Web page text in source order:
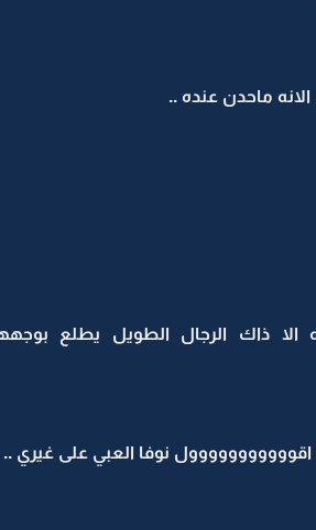
ماحدن عنده ..
الرجال الطويل يطلع بوجههاا
نوفا العبي على غيري ..